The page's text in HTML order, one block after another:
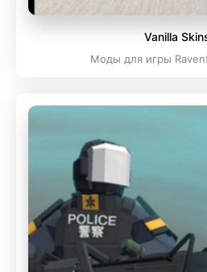
Vanilla
Моды для игры